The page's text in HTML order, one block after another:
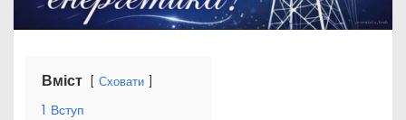
Вміст Сховати
1 Вступ